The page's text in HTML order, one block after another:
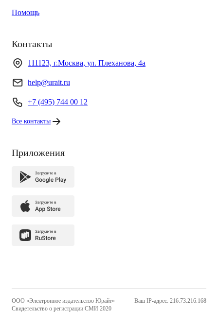
Помощь
Контакты
111123, г.Москва, ул. Плеханова, 4а
help@urait.ru
+7 (495) 744 00 12
Все контакты
Приложения
ООО «Электронное издательство Юрайт»
Свидетельство о регистрации СМИ 2020
Ваш IP-адрес: 216.73.216.168